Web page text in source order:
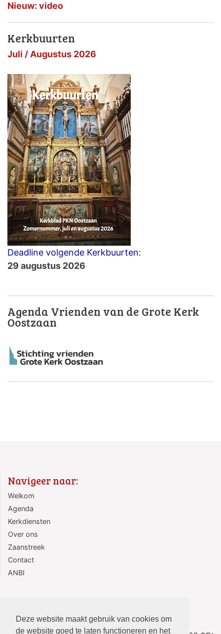
Deze website maakt gebruik van cookies om
de website goed te laten functioneren en het
Nieuw: video
Kerkbuurten
Juli / Augustus 2026
Deadline volgende Kerkbuurten:
29 augustus 2026
Agenda Vrienden van de Grote Kerk
Oostzaan
Navigeer naar:
Welkom
Agenda
Kerkdiensten
Over ons
Zaanstreek
Contact
ANBI